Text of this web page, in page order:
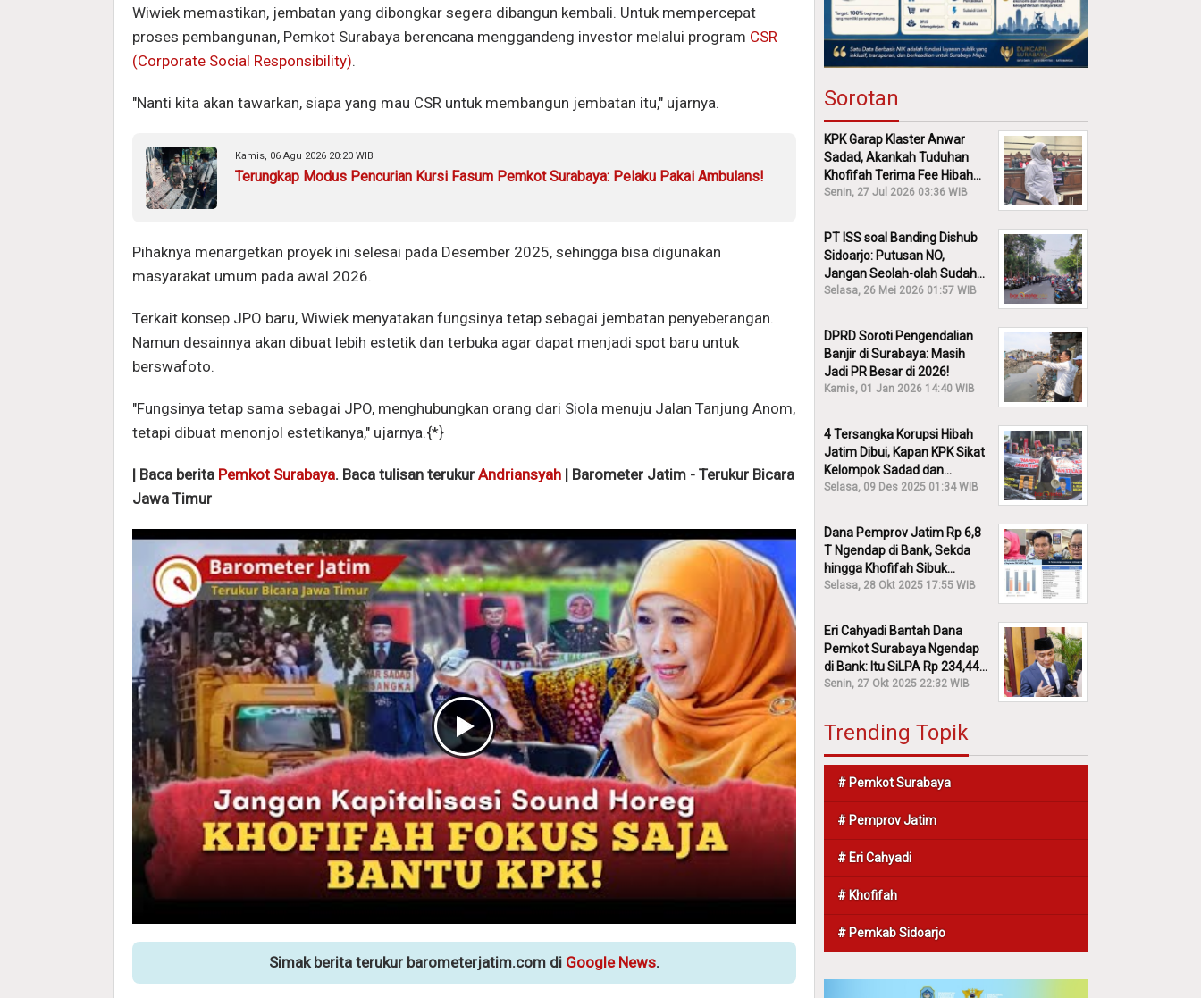
Wiwiek memastikan, jembatan yang dibongkar segera dibangun kembali. Untuk mempercepat
proses pembangunan, Pemkot Surabaya berencana menggandeng investor melalui program CSR
(Corporate Social Responsibility).
"Nanti kita akan tawarkan, siapa yang mau CSR untuk membangun jembatan itu," ujarnya.
Kamis, 06 Agu 2026 20:20 WIB
Terungkap Modus Pencurian Kursi Fasum Pemkot Surabaya: Pelaku Pakai Ambulans!
Pihaknya menargetkan proyek ini selesai pada Desember 2025, sehingga bisa digunakan
masyarakat umum pada awal 2026.
Terkait konsep JPO baru, Wiwiek menyatakan fungsinya tetap sebagai jembatan penyeberangan.
Namun desainnya akan dibuat lebih estetik dan terbuka agar dapat menjadi spot baru untuk
berswafoto.
"Fungsinya tetap sama sebagai JPO, menghubungkan orang dari Siola menuju Jalan Tanjung Anom,
tetapi dibuat menonjol estetikanya," ujarnya.{*}
| Baca berita Pemkot Surabaya. Baca tulisan terukur Andriansyah | Barometer Jatim - Terukur Bicara
Jawa Timur
Simak berita terukur barometerjatim.com di Google News.
Sorotan
KPK Garap Klaster Anwar
Sadad, Akankah Tuduhan
Khofifah Terima Fee Hibah
30% Diusut?
Senin, 27 Jul 2026 03:36 WIB
PT ISS soal Banding Dishub
Sidoarjo: Putusan NO,
Jangan Seolah-olah Sudah
Menang!
Selasa, 26 Mei 2026 01:57 WIB
DPRD Soroti Pengendalian
Banjir di Surabaya: Masih
Jadi PR Besar di 2026!
Kamis, 01 Jan 2026 14:40 WIB
4 Tersangka Korupsi Hibah
Jatim Dibui, Kapan KPK Sikat
Kelompok Sadad dan
Iskandar?
Selasa, 09 Des 2025 01:34 WIB
Dana Pemprov Jatim Rp 6,8
T Ngendap di Bank, Sekda
hingga Khofifah Sibuk
Membantah!
Selasa, 28 Okt 2025 17:55 WIB
Eri Cahyadi Bantah Dana
Pemkot Surabaya Ngendap
di Bank: Itu SiLPA Rp 234,44
M!
Senin, 27 Okt 2025 22:32 WIB
Trending Topik
# Pemkot Surabaya
# Pemprov Jatim
# Eri Cahyadi
# Khofifah
# Pemkab Sidoarjo